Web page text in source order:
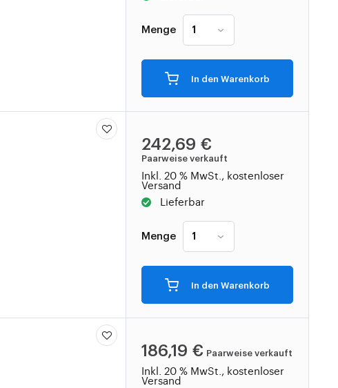
Menge
In den Warenkorb
242,69 €
Paarweise verkauft
Inkl. 20 % MwSt., kostenloser
Versand
Lieferbar
Menge
In den Warenkorb
186,19 € Paarweise verkauft
Inkl. 20 % MwSt., kostenloser
Versand